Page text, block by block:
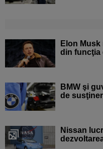
Elon Musk
din funcţia
BMW şi
de
Nissan